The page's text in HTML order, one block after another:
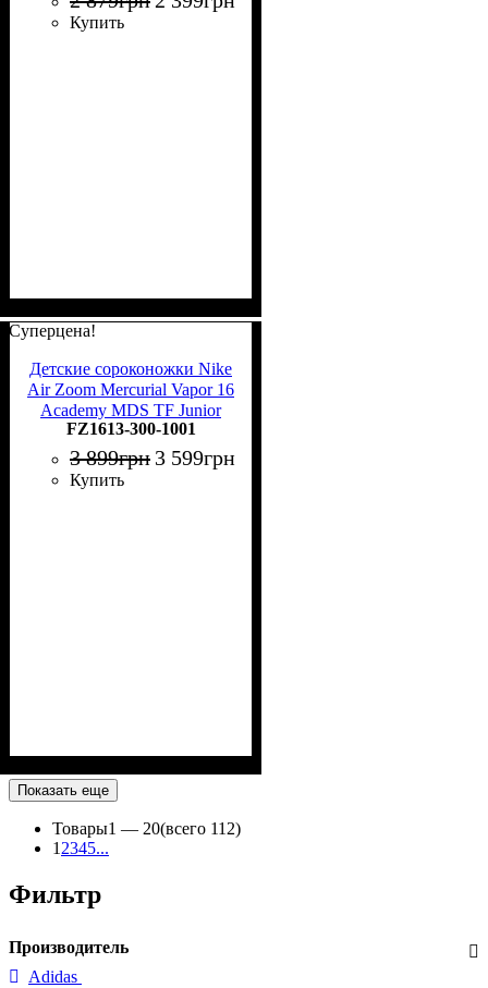
Купить
Суперцена!
Детские сороконожки Nike
Air Zoom Mercurial Vapor 16
Academy MDS TF Junior
FZ1613-300
FZ1613-300-1001
3 899грн 3 599грн
Купить
Показать еще
Товары1 — 20(всего 112)
1 2345...
Фильтр
Производитель
Adidas